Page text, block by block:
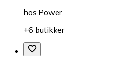
hos Power
+6 butikker